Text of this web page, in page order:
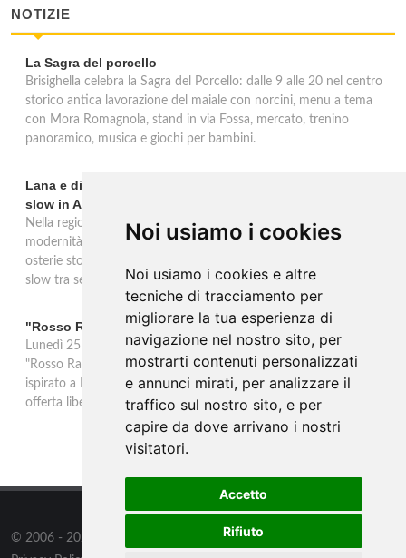
Noi usiamo i cookies
Noi usiamo i cookies e altre
tecniche di tracciamento per
migliorare la tua esperienza di
navigazione nel nostro sito, per
mostrarti contenuti personalizzati
e annunci mirati, per analizzare il
traffico sul nostro sito, e per
capire da dove arrivano i nostri
visitatori.
Accetto
Rifiuto
NOTIZIE
La Sagra del porcello
Brisighella celebra la Sagra del Porcello: dalle 9 alle 20 nel centro
storico antica lavorazione del maiale con norcini, menu a tema
con Mora Romagnola, stand in via Fossa, mercato, trenino
panoramico, musica e giochi per bambini.
Lana e dintorni: Törggelen, vini d'eccellenza e vacanze
slow in Alto Adige
Nella regione di Lana in Alto Adige tradizione contadina e
modernità si fondono in un'esperienza autentica. Törggelen nelle
osterie storiche, vini da antiche tradizioni vitivinicole e vacanze
slow tra sentieri delle rogge e produttori locali.
"Rosso Rame" in scena a Collepasso il 25 agosto
Lunedì 25 agosto al Palazzo Baronale di Collepasso va in scena
"Rosso Rame", spettacolo di Mary Negro e Gabriele Polimeno
ispirato a Dario Fo e Franca Rame. Ingresso con prenotazione e
offerta libera alle ore 21.
© 2006 - 2026
all rights reserved.